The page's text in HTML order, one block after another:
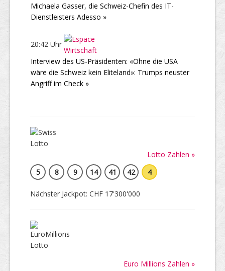
Michaela Gasser, die Schweiz-Chefin des IT-
Dienstleisters Adesso »
20:42 Uhr
Interview des US-Präsidenten: «Ohne die USA
wäre die Schweiz kein Eliteland»: Trumps neuster
Angriff im Check »
Lotto Zahlen »
5
8 9 14 41 42 4
Nächster Jackpot: CHF 17'300'000
Euro Millions Zahlen »